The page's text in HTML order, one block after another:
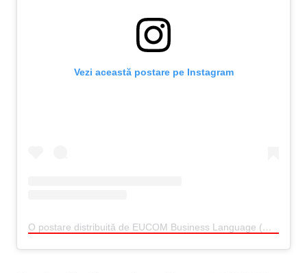
Vezi această postare pe Instagram
O postare distribuită de EUCOM Business Language (@eucom.languages)